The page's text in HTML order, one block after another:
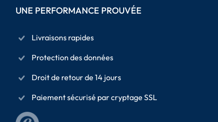
UNE PERFORMANCE PROUVÉE
Livraisons rapides
Protection des données
Droit de retour de 14 jours
Paiement sécurisé par cryptage SSL